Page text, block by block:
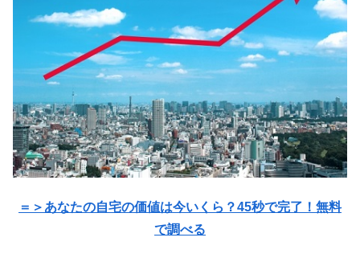
＝＞あなたの自宅の価値は今いくら？45秒で完了！無料
で調べる